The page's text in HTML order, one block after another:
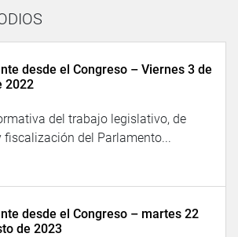
desde el Congreso – Viernes 3 de
2022
del trabajo legislativo, de
fiscalización del Parlamento...
desde el Congreso – martes 22
de 2023